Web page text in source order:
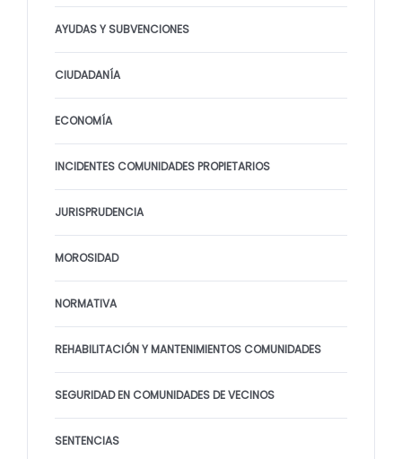
AYUDAS Y SUBVENCIONES
CIUDADANÍA
ECONOMÍA
INCIDENTES COMUNIDADES PROPIETARIOS
JURISPRUDENCIA
MOROSIDAD
NORMATIVA
REHABILITACIÓN Y MANTENIMIENTOS COMUNIDADES
SEGURIDAD EN COMUNIDADES DE VECINOS
SENTENCIAS